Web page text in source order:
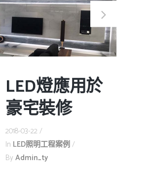
LED燈應用於
豪宅裝修
2018-03-22
In LED照明工程案例
By Admin_ty